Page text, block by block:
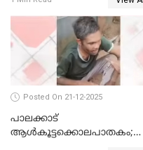
Posted On 21-12-2025
പാലക്കാട്‌
ആൾകൂട്ടക്കൊലപാതകം;